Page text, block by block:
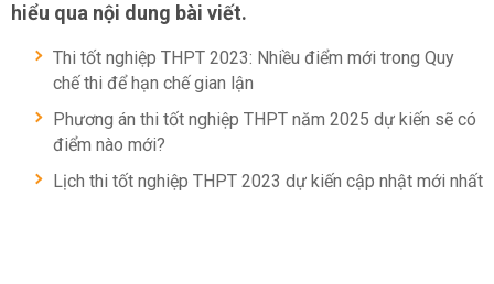
hiểu qua nội dung bài viết.
Thi tốt nghiệp THPT 2023: Nhiều điểm mới trong Quy
chế thi để hạn chế gian lận
Phương án thi tốt nghiệp THPT năm 2025 dự kiến sẽ có
điểm nào mới?
Lịch thi tốt nghiệp THPT 2023 dự kiến cập nhật mới nhất